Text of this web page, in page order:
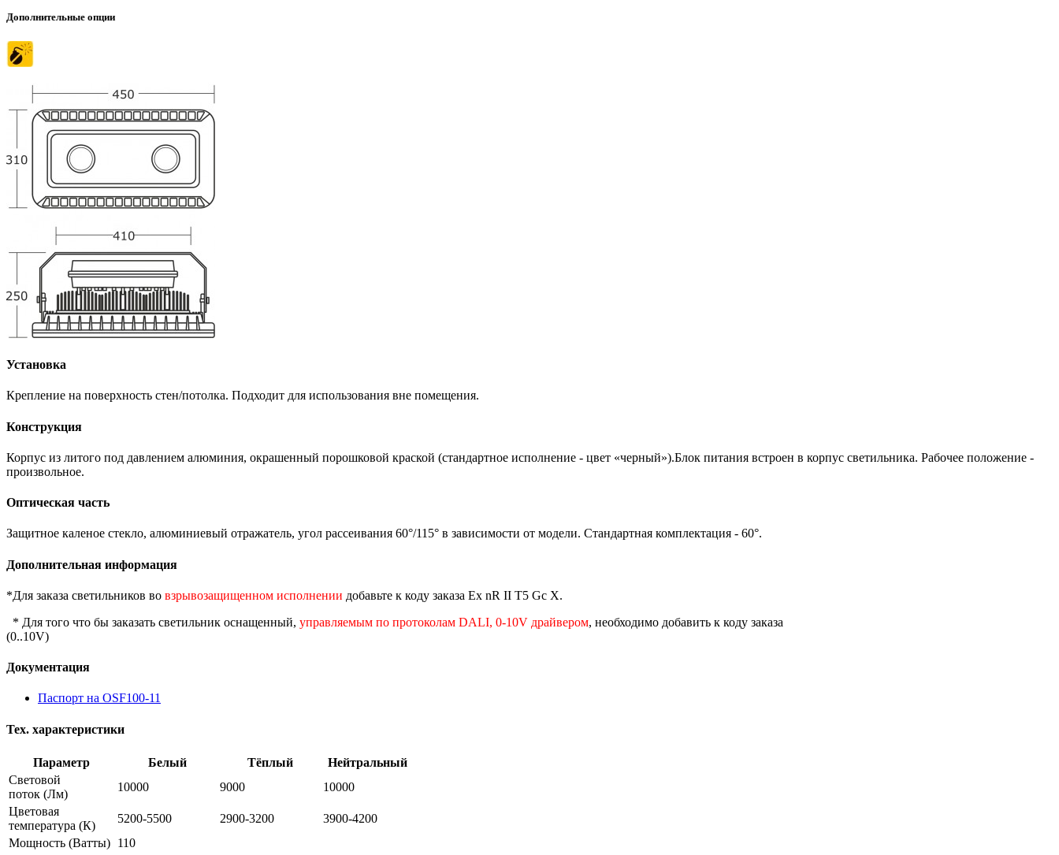
Дополнительные опции
Установка
Крепление на поверхность стен/потолка. Подходит для использования вне помещения.
Конструкция
Корпус из литого под давлением алюминия, окрашенный порошковой краской (стандартное исполнение - цвет «черный»).Блок питания встроен в корпус светильника. Рабочее положение -
произвольное.
Оптическая часть
Защитное каленое стекло, алюминиевый отражатель, угол рассеивания 60°/115° в зависимости от модели. Стандартная комплектация - 60°.
Дополнительная информация
*Для заказа светильников во взрывозащищенном исполнении добавьте к коду заказа Ex nR II T5 Gc X.
* Для того что бы заказать светильник оснащенный, управляемым по протоколам DALI, 0-10V драйвером, необходимо добавить к коду заказа
(0..10V)
Документация
Паспорт на OSF100-11
Тех. характеристики
Параметр Белый Тёплый
Нейтральный
Световой
поток (Лм)
10000 9000
10000
Цветовая
температура (К)
5200-5500 2900-3200
3900-4200
Мощность (Ватты) 110